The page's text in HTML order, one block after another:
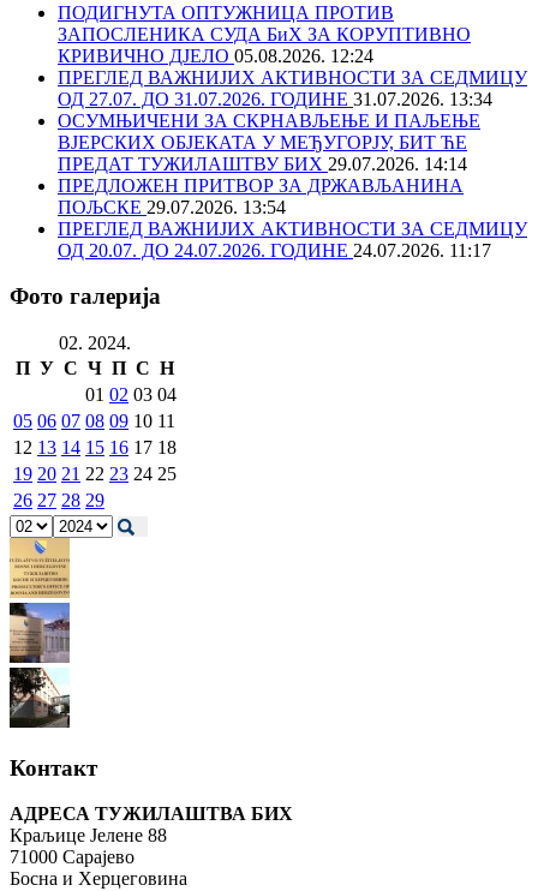
ПОДИГНУТА ОПТУЖНИЦА ПРОТИВ
ЗАПОСЛЕНИКА СУДА БиХ ЗА КОРУПТИВНО
КРИВИЧНО ДЈЕЛО 05.08.2026. 12:24
ПРЕГЛЕД ВАЖНИЈИХ АКТИВНОСТИ ЗА СЕДМИЦУ
ОД 27.07. ДО 31.07.2026. ГОДИНЕ 31.07.2026. 13:34
ОСУМЊИЧЕНИ ЗА СКРНАВЉЕЊЕ И ПАЉЕЊЕ
ВЈЕРСКИХ ОБЈЕКАТА У МЕЂУГОРЈУ, БИТ ЋЕ
ПРЕДАТ ТУЖИЛАШТВУ БИХ 29.07.2026. 14:14
ПРЕДЛОЖЕН ПРИТВОР ЗА ДРЖАВЉАНИНА
ПОЉСКЕ 29.07.2026. 13:54
ПРЕГЛЕД ВАЖНИЈИХ АКТИВНОСТИ ЗА СЕДМИЦУ
ОД 20.07. ДО 24.07.2026. ГОДИНЕ 24.07.2026. 11:17
Фото галерија
02. 2024.
П У С Ч П С Н
01 02 03 04
05 06 07 08 09 10 11
12 13 14 15 16 17 18
19 20 21 22 23 24 25
26 27 28 29
Контакт
АДРЕСА ТУЖИЛАШТВА БИХ
Краљице Јелене 88
71000 Сарајево
Босна и Херцеговина